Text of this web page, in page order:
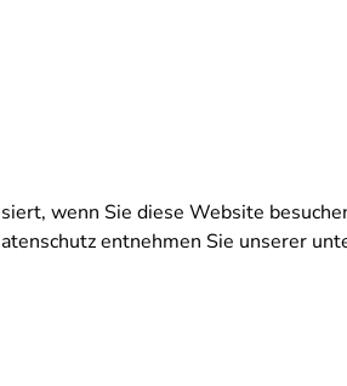
wenn Sie diese Website
entnehmen Sie unserer